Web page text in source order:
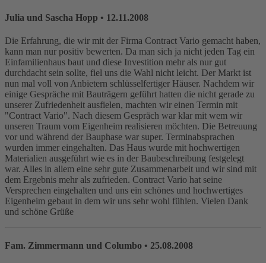
Julia und Sascha Hopp • 12.11.2008
Die Erfahrung, die wir mit der Firma Contract Vario gemacht haben,
kann man nur positiv bewerten. Da man sich ja nicht jeden Tag ein
Einfamilienhaus baut und diese Investition mehr als nur gut
durchdacht sein sollte, fiel uns die Wahl nicht leicht. Der Markt ist
nun mal voll von Anbietern schlüsselfertiger Häuser. Nachdem wir
einige Gespräche mit Bauträgern geführt hatten die nicht gerade zu
unserer Zufriedenheit ausfielen, machten wir einen Termin mit
"Contract Vario". Nach diesem Gespräch war klar mit wem wir
unseren Traum vom Eigenheim realisieren möchten. Die Betreuung
vor und während der Bauphase war super. Terminabsprachen
wurden immer eingehalten. Das Haus wurde mit hochwertigen
Materialien ausgeführt wie es in der Baubeschreibung festgelegt
war. Alles in allem eine sehr gute Zusammenarbeit und wir sind mit
dem Ergebnis mehr als zufrieden. Contract Vario hat seine
Versprechen eingehalten und uns ein schönes und hochwertiges
Eigenheim gebaut in dem wir uns sehr wohl fühlen. Vielen Dank
und schöne Grüße
Fam. Zimmermann und Columbo • 25.08.2008